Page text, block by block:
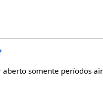
somente períodos